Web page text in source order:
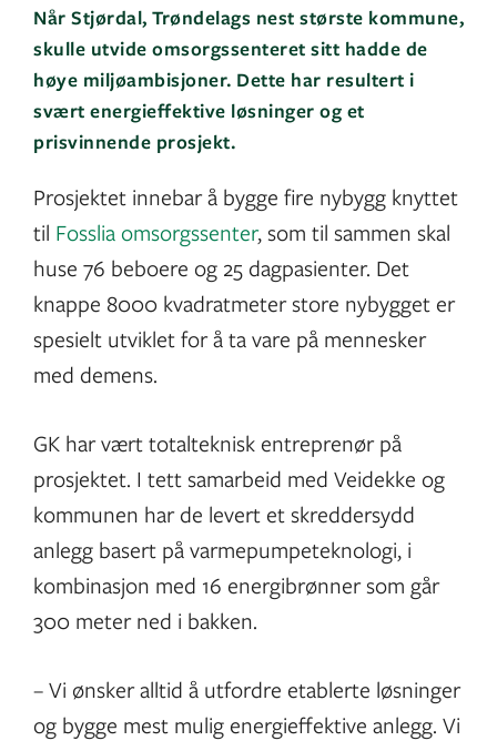
Når Stjørdal, Trøndelags nest største kommune,
skulle utvide omsorgssenteret sitt hadde de
høye miljøambisjoner. Dette har resultert i
svært energieffektive løsninger og et
prisvinnende prosjekt.
Prosjektet innebar å bygge fire nybygg knyttet
til Fosslia omsorgssenter, som til sammen skal
huse 76 beboere og 25 dagpasienter. Det
knappe 8000 kvadratmeter store nybygget er
spesielt utviklet for å ta vare på mennesker
med demens.
GK har vært totalteknisk entreprenør på
prosjektet. I tett samarbeid med Veidekke og
kommunen har de levert et skreddersydd
anlegg basert på varmepumpeteknologi, i
kombinasjon med 16 energibrønner som går
300 meter ned i bakken.
– Vi ønsker alltid å utfordre etablerte løsninger
og bygge mest mulig energieffektive anlegg. Vi